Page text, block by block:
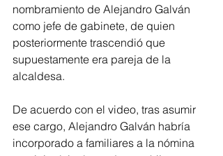
nombramiento de Alejandro Galván
como jefe de gabinete, de quien
posteriormente trascendió que
supuestamente era pareja de la
alcaldesa.
De acuerdo con el video, tras asumir
ese cargo, Alejandro Galván habría
incorporado a familiares a la nómina